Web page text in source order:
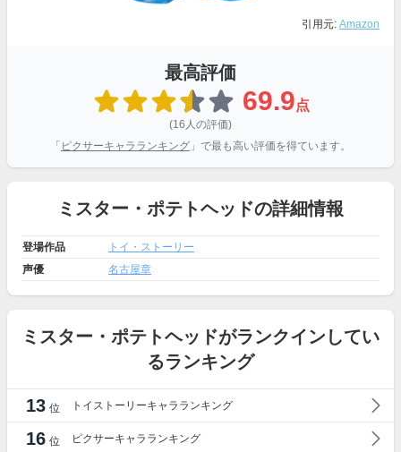
引用元: Amazon
最高評価
69.9点
(16人の評価)
「 ピクサーキャラランキング 」で最も高い評価を得ています。
ミスター・ポテトヘッドの詳細情報
登場作品
トイ・ストーリー
声優
名古屋章
ミスター・ポテトヘッドがランクインしてい
るランキング
13 位 トイストーリーキャラランキング
16 位 ピクサーキャラランキング